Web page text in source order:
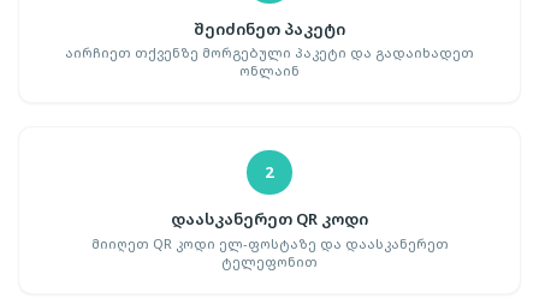
შეიძინეთ პაკეტი
აირჩიეთ თქვენზე მორგებული პაკეტი და გადაიხადეთ
ონლაინ
2
დაასკანერეთ QR კოდი
მიიღეთ QR კოდი ელ-ფოსტაზე და დაასკანერეთ
ტელეფონით